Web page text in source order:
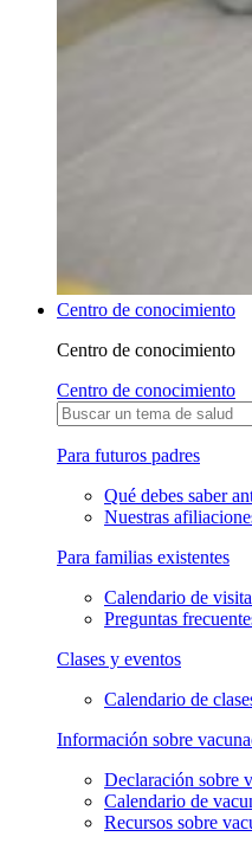
Centro de conocimiento
Centro de conocimiento
Centro de conocimiento
Para futuros padres
Qué debes saber
Nuestras
Para familias existentes
Calendario de
Preguntas
Clases y eventos
Calendario de
Información sobre
Declaración sobre
Calendario de
Recursos sobre